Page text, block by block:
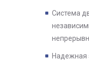
Система
Надежная